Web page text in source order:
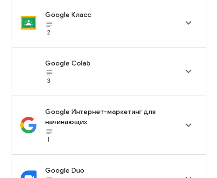
Google Класс
subject_black
2

Google Colab
subject_black
3

Google Интернет-маркетинг для
начинающих
subject_black
1

Google Duo